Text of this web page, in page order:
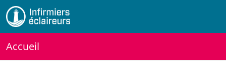
Accueil